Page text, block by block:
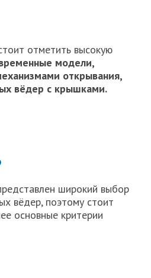
отметить высокую
модели,
открывания,
вёдер с крышками.
широкий выбор
вёдер, поэтому стоит
основные критерии